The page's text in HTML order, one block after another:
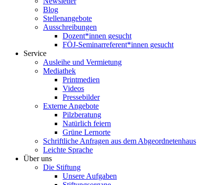
Blog
Stellenangebote
Ausschreibungen
Dozent*innen gesucht
FÖJ-Seminarreferent*innen gesucht
Service
Ausleihe und Vermietung
Mediathek
Printmedien
Videos
Pressebilder
Externe Angebote
Pilzberatung
Natürlich feiern
Grüne Lernorte
Schriftliche Anfragen aus dem Abgeordnetenhaus
Leichte Sprache
Über uns
Die Stiftung
Unsere Aufgaben